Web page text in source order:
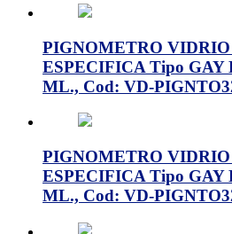
PIGNOMETRO
ESPECIFICA Tipo GAY
ML., Cod: VD-
PIGNOMETRO
ESPECIFICA Tipo GAY
ML., Cod: VD-